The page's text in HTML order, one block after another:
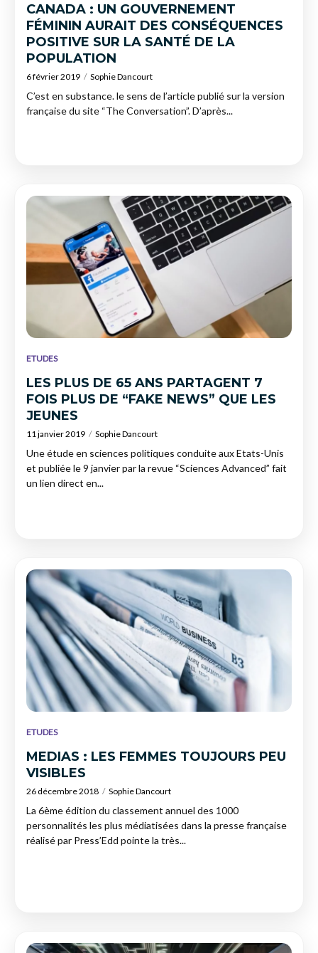
CANADA : UN GOUVERNEMENT
FÉMININ AURAIT DES CONSÉQUENCES
POSITIVE SUR LA SANTÉ DE LA
POPULATION
6 février 2019 Sophie Dancourt
C’est en substance. le sens de l’article publié sur la version
française du site “The Conversation”. D’après...
ETUDES
LES PLUS DE 65 ANS PARTAGENT 7
FOIS PLUS DE “FAKE NEWS” QUE LES
JEUNES
11 janvier 2019 Sophie Dancourt
Une étude en sciences politiques conduite aux Etats-Unis
et publiée le 9 janvier par la revue “Sciences Advanced” fait
un lien direct en...
ETUDES
MEDIAS : LES FEMMES TOUJOURS PEU
VISIBLES
26 décembre 2018 Sophie Dancourt
La 6ème édition du classement annuel des 1000
personnalités les plus médiatisées dans la presse française
réalisé par Press’Edd pointe la très...